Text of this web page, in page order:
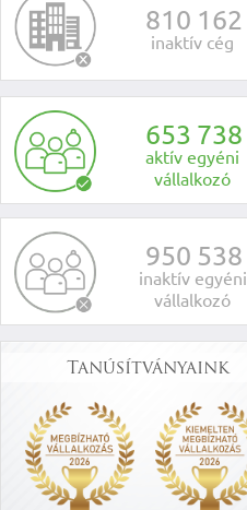
810 162
inaktív cég
653 738
aktív egyéni
vállalkozó
950 538
inaktív egyéni
vállalkozó
Tanúsítványaink